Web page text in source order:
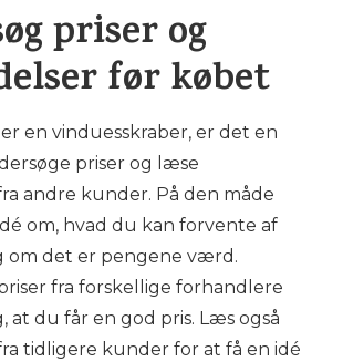
priser og
før købet
en vinduesskraber, er det en
priser og læse
andre kunder. På den måde
om, hvad du kan forvente af
om det er pengene værd.
fra forskellige forhandlere
at du får en god pris. Læs også
tidligere kunder for at få en idé